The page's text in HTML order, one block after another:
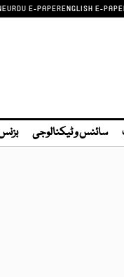
URDU E-PAPERENGLISH E-
سائنس و ٹیکنالوجی